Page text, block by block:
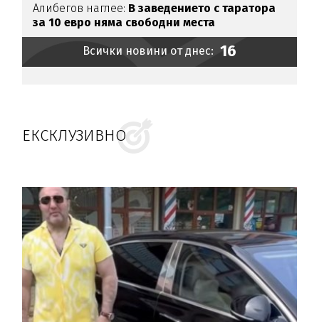
Алибегов наглее: В заведението с таратора
за 10 евро няма свободни места
Всички новини от днес: 16
ЕКСКЛУЗИВНО